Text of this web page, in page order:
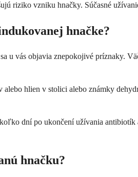
riziko vzniku hnačky. Súčasné
hnačke?
u vás objavia znepokojivé príznaky.
hlien v stolici alebo známky
dní po ukončení užívania
hnačku?